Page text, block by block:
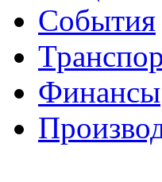
События
Финансы